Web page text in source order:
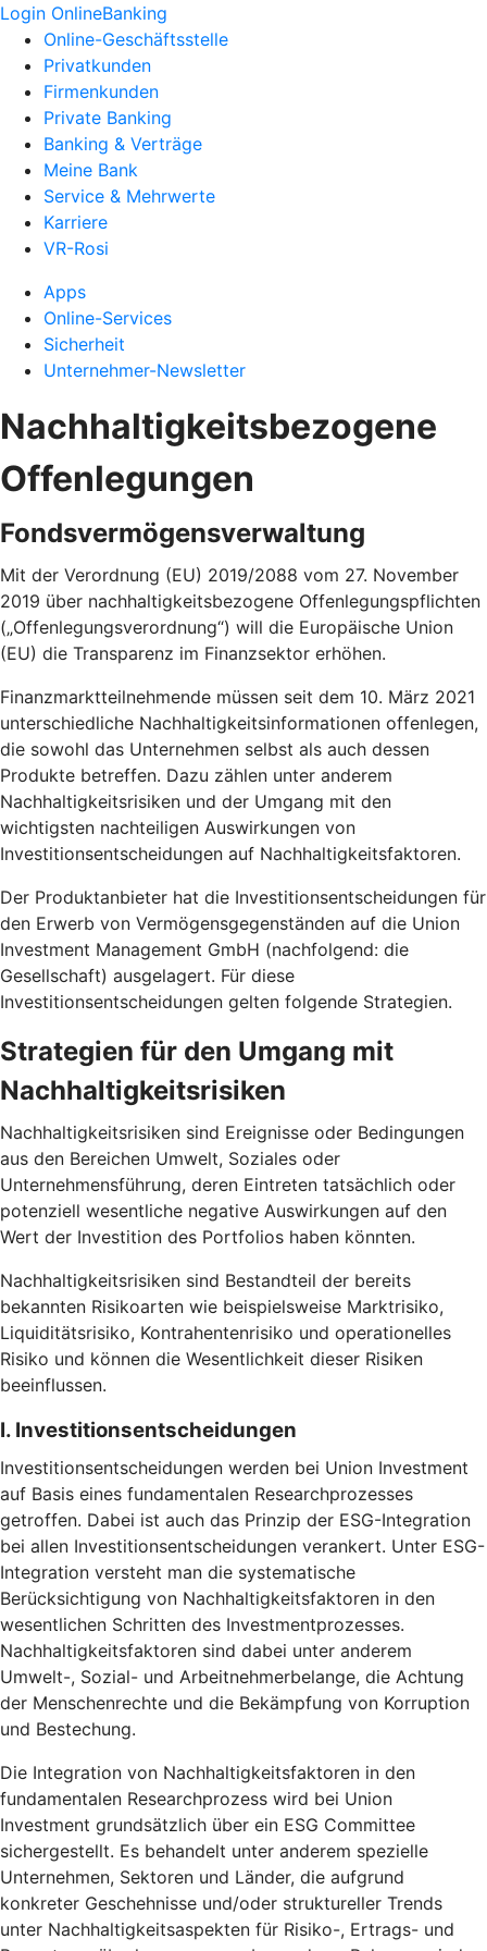
Login OnlineBanking
Online-Geschäftsstelle
Privatkunden
Firmenkunden
Private Banking
Banking & Verträge
Meine Bank
Service & Mehrwerte
Karriere
VR-Rosi
Apps
Online-Services
Sicherheit
Unternehmer-Newsletter
Nachhaltigkeitsbezogene
Offenlegungen
Fondsvermögensverwaltung
Mit der Verordnung (EU) 2019/2088 vom 27. November
2019 über nachhaltigkeitsbezogene Offenlegungspflichten
(„Offenlegungsverordnung“) will die Europäische Union
(EU) die Transparenz im Finanzsektor erhöhen.
Finanzmarktteilnehmende müssen seit dem 10. März 2021
unterschiedliche Nachhaltigkeitsinformationen offenlegen,
die sowohl das Unternehmen selbst als auch dessen
Produkte betreffen. Dazu zählen unter anderem
Nachhaltigkeitsrisiken und der Umgang mit den
wichtigsten nachteiligen Auswirkungen von
Investitionsentscheidungen auf Nachhaltigkeitsfaktoren.
Der Produktanbieter hat die Investitionsentscheidungen für
den Erwerb von Vermögensgegenständen auf die Union
Investment Management GmbH (nachfolgend: die
Gesellschaft) ausgelagert. Für diese
Investitionsentscheidungen gelten folgende Strategien.
Strategien für den Umgang mit
Nachhaltigkeitsrisiken
Nachhaltigkeitsrisiken sind Ereignisse oder Bedingungen
aus den Bereichen Umwelt, Soziales oder
Unternehmensführung, deren Eintreten tatsächlich oder
potenziell wesentliche negative Auswirkungen auf den
Wert der Investition des Portfolios haben könnten.
Nachhaltigkeitsrisiken sind Bestandteil der bereits
bekannten Risikoarten wie beispielsweise Marktrisiko,
Liquiditätsrisiko, Kontrahentenrisiko und operationelles
Risiko und können die Wesentlichkeit dieser Risiken
beeinflussen.
I. Investitionsentscheidungen
Investitionsentscheidungen werden bei Union Investment
auf Basis eines fundamentalen Researchprozesses
getroffen. Dabei ist auch das Prinzip der ESG-Integration
bei allen Investitionsentscheidungen verankert. Unter ESG-
Integration versteht man die systematische
Berücksichtigung von Nachhaltigkeitsfaktoren in den
wesentlichen Schritten des Investmentprozesses.
Nachhaltigkeitsfaktoren sind dabei unter anderem
Umwelt-, Sozial- und Arbeitnehmerbelange, die Achtung
der Menschenrechte und die Bekämpfung von Korruption
und Bestechung.
Die Integration von Nachhaltigkeitsfaktoren in den
fundamentalen Researchprozess wird bei Union
Investment grundsätzlich über ein ESG Committee
sichergestellt. Es behandelt unter anderem spezielle
Unternehmen, Sektoren und Länder, die aufgrund
konkreter Geschehnisse und/oder struktureller Trends
unter Nachhaltigkeitsaspekten für Risiko-, Ertrags- und